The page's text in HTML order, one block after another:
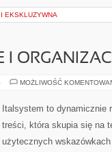
EKSKLUZYWNA
I
MOŻLIWOŚĆ
Italsystem to dynamicznie
treści, która skupia się na
użytecznych